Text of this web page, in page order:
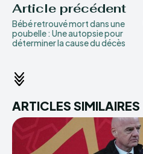
Article précédent
Bébé retrouvé mort dans une
poubelle : Une autopsie pour
déterminer la cause du décès
ARTICLES SIMILAIRES